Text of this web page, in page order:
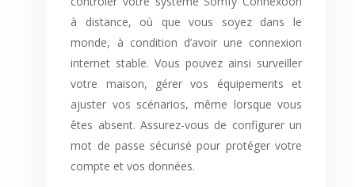
à distance, où que vous soyez dans le
monde, à condition d’avoir une connexion
internet stable. Vous pouvez ainsi surveiller
votre maison, gérer vos équipements et
ajuster vos scénarios, même lorsque vous
êtes absent. Assurez-vous de configurer un
mot de passe sécurisé pour protéger votre
compte et vos données.